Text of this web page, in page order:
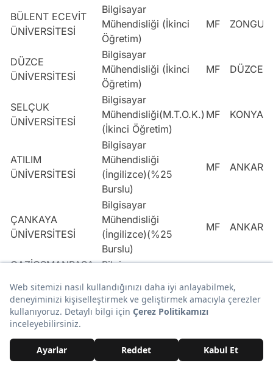
BÜLENT ECEVİT
ÜNİVERSİTESİ
Bilgisayar
Mühendisliği (İkinci
Öğretim)
MF
DÜZCE
ÜNİVERSİTESİ
Bilgisayar
Mühendisliği (İkinci
Öğretim)
MF DÜZCE
SELÇUK
ÜNİVERSİTESİ
Bilgisayar
Mühendisliği(M.T.O.K.)
(İkinci Öğretim)
MF KONYA
ATILIM
ÜNİVERSİTESİ
Bilgisayar
Mühendisliği
(İngilizce)(%25
Burslu)
MF ANKARA
ÇANKAYA
ÜNİVERSİTESİ
Bilgisayar
Mühendisliği
(İngilizce)(%25
Burslu)
MF ANKARA
GAZİOSMANPAŞA
Bilgisayar
NİŞANTAŞI
ÜNİVERSİTESİ
Bilgisayar
Mühendisliği (%75
MF
ANTALYA BİLİM
Bilgisayar
Mühendisliği
MF ANTALYA